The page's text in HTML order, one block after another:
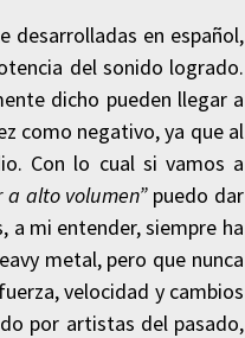
desarrolladas en español,
del sonido logrado.
dicho pueden llegar a
como negativo, ya que al
Con lo cual si vamos a
a alto volumen”puedo dar
a mi entender, siempre ha
metal, pero que nunca
velocidad y cambios
por artistas del pasado,